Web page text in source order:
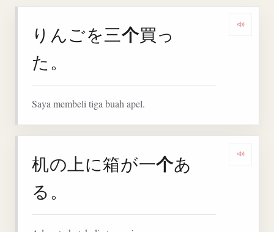
りんごを三个買っ
た。
Saya membeli tiga buah apel.
机の上に箱が一个あ
る。